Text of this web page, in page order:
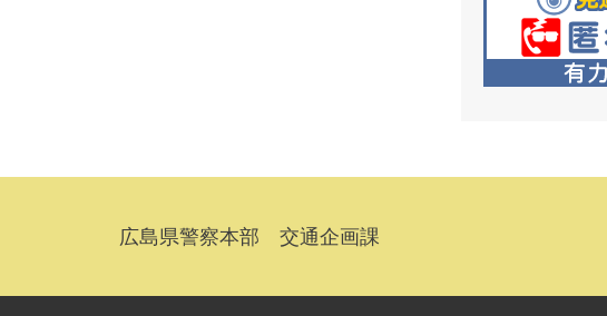
広島県警察本部 交通企画課